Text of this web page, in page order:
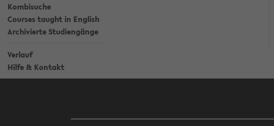
Kombisuche
Courses taught in English
Archivierte Studiengänge
Verlauf
Hilfe & Kontakt